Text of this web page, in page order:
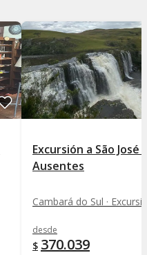
Excursión a São José
Ausentes
Cambará do Sul ·
desde
$ 370.039